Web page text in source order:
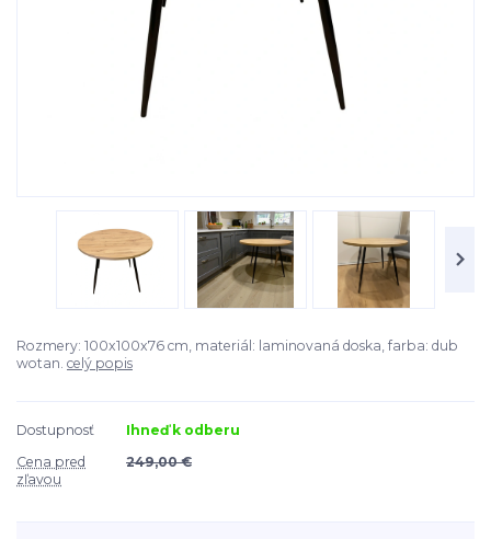
Rozmery: 100x100x76 cm, materiál: laminovaná doska, farba: dub
wotan. celý popis
Dostupnosť
Ihneď k odberu
Cena pred
zľavou
249,00 €